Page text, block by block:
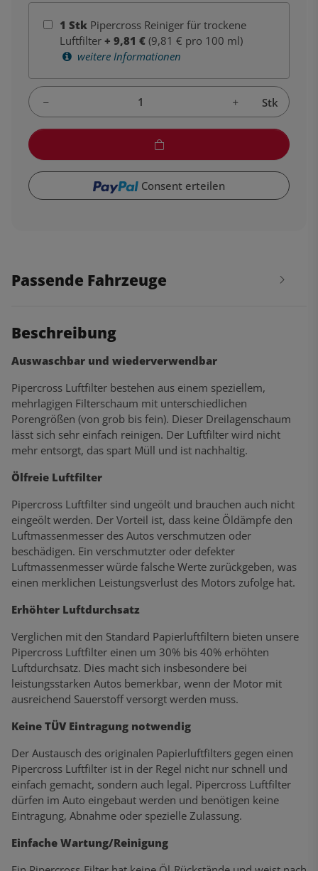
1 Stk Pipercross Reiniger für trockene
Luftfilter + 9,81 € (9,81 € pro 100 ml)
weitere Informationen
Stk
Consent erteilen
Passende Fahrzeuge
Beschreibung
Auswaschbar und wiederverwendbar
Pipercross Luftfilter bestehen aus einem speziellem,
mehrlagigen Filterschaum mit unterschiedlichen
Porengrößen (von grob bis fein). Dieser Dreilagenschaum
lässt sich sehr einfach reinigen. Der Luftfilter wird nicht
mehr entsorgt, das spart Müll und ist nachhaltig.
Ölfreie Luftfilter
Pipercross Luftfilter sind ungeölt und brauchen auch nicht
eingeölt werden. Der Vorteil ist, dass keine Öldämpfe den
Luftmassenmesser des Autos verschmutzen oder
beschädigen. Ein verschmutzter oder defekter
Luftmassenmesser würde falsche Werte zurückgeben, was
einen merklichen Leistungsverlust des Motors zufolge hat.
Erhöhter Luftdurchsatz
Verglichen mit den Standard Papierluftfiltern bieten unsere
Pipercross Luftfilter einen um 30% bis 40% erhöhten
Luftdurchsatz. Dies macht sich insbesondere bei
leistungsstarken Autos bemerkbar, wenn der Motor mit
ausreichend Sauerstoff versorgt werden muss.
Keine TÜV Eintragung notwendig
Der Austausch des originalen Papierluftfilters gegen einen
Pipercross Luftfilter ist in der Regel nicht nur schnell und
einfach gemacht, sondern auch legal. Pipercross Luftfilter
dürfen im Auto eingebaut werden und benötigen keine
Eintragung, Abnahme oder spezielle Zulassung.
Einfache Wartung/Reinigung